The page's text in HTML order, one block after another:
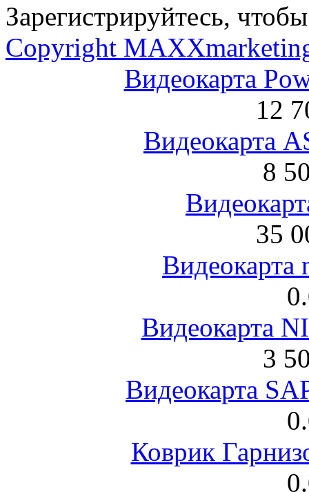
Зарегистрируйтесь,
Copyright
Видеокарта
12
Видеокарта
8
35
Видеокарта
Видеокарта
3
Видеокарта
Коврик